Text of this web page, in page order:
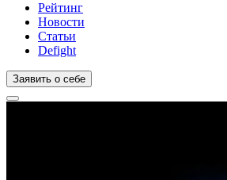
Рейтинг
Новости
Статьи
Defight
Заявить о себе